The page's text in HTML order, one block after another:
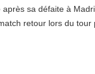
après sa défaite à
retour lors du tour